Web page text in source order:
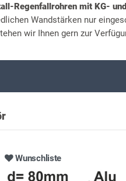
Regenfallrohren mit KG-
Wandstärken nur
wir Ihnen gern zur
Wunschliste